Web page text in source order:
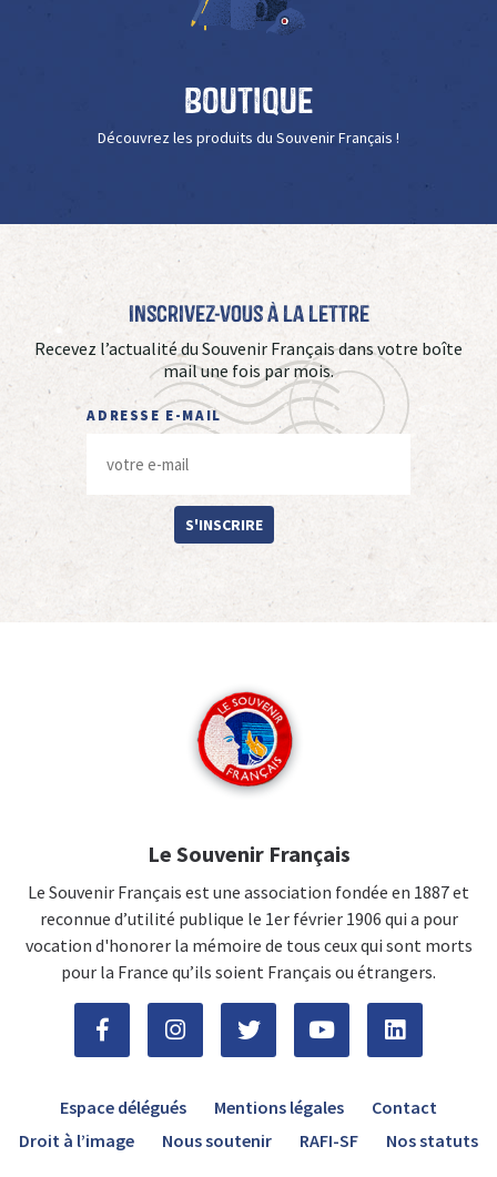
Boutique
Découvrez les produits du Souvenir Français !
Inscrivez-vous à La Lettre
Recevez l’actualité du Souvenir Français dans votre boîte
mail une fois par mois.
ADRESSE E-MAIL
S'INSCRIRE
Le Souvenir Français
Le Souvenir Français est une association fondée en 1887 et
reconnue d’utilité publique le 1er février 1906 qui a pour
vocation d'honorer la mémoire de tous ceux qui sont morts
pour la France qu’ils soient Français ou étrangers.
Espace délégués Mentions légales
Contact
Droit à l’image
Nous soutenir RAFI-SF Nos statuts